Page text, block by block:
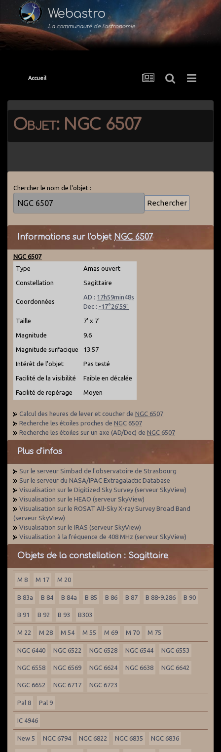
Webastro
La communauté de l'astronomie
Accueil
Objet: NGC 6507
Chercher le nom de l'objet :
Informations sur l'objet NGC 6507
NGC 6507
Type
Amas ouvert
Constellation Sagittaire
Coordonnées
AD : 17h59min48s
Dec : -17°26'59"
Taille 7' x 7'
Magnitude 9.6
Magnitude surfacique 13.57
Intérêt de l'objet Pas testé
Facilité de la visibilité Faible en décalée
Facilité de repérage Moyen
Calcul des heures de lever et coucher de NGC 6507
Recherche les étoiles proches de NGC 6507
Recherche les étoiles sur un axe (AD/Dec) de NGC 6507
Plus d'infos
Sur le serveur Simbad de l'observatoire de Strasbourg
Sur le serveur du NASA/IPAC Extragalactic Database
Visualisation sur le Digitized Sky Survey (serveur SkyView)
Visualisation sur le HEAO (serveur SkyView)
Visualisation sur le ROSAT All-Sky X-ray Survey Broad Band
(serveur SkyView)
Visualisation sur le IRAS (serveur SkyView)
Visualisation à la fréquence de 408 MHz (serveur SkyView)
Objets de la constellation : Sagittaire
M 8 M 17 M 20
B 83a B 84 B 84a B 85 B 86 B 87 B 88-9.286 B 90
B 91 B 92 B 93 B303
M 22 M 28 M 54 M 55 M 69 M 70 M 75
NGC 6440 NGC 6522 NGC 6528 NGC 6544 NGC 6553
NGC 6558 NGC 6569 NGC 6624 NGC 6638 NGC 6642
NGC 6652 NGC 6717 NGC 6723
Pal 8 Pal 9
IC 4946
New 5 NGC 6794 NGC 6822 NGC 6835 NGC 6836